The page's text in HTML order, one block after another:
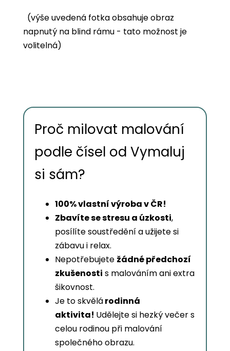
(výše uvedená fotka obsahuje obraz
napnutý na blind rámu - tato možnost je
volitelná)
Proč milovat malování
podle čísel od Vymaluj
si sám?
100% vlastní výroba v ČR!
Zbavíte se stresu a úzkosti,
posílíte soustředění a užijete si
zábavu i relax.
Nepotřebujete žádné předchozí
zkušenosti s malováním ani extra
šikovnost.
Je to skvělárodinná
aktivita! Udělejte si hezký večer s
celou rodinou při malování
společného obrazu.